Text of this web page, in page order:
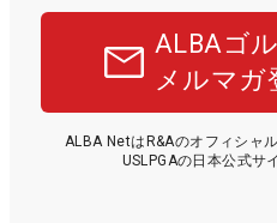
ALBAゴ
メルマガ
ALBA NetはR&Aのオフィシャ
USLPGAの日本公式サ